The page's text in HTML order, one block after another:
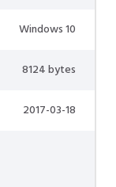
Windows 10
8124 bytes
2017-03-18